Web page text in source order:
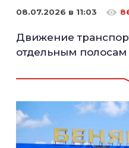
08.07.2026 в 11:03
Движение
отдельным